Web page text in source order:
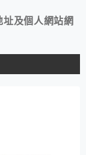
及個人網站網